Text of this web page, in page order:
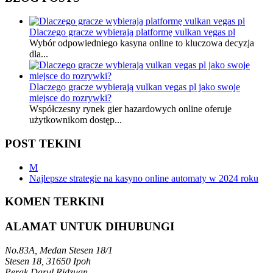
Dlaczego gracze wybierają platformę vulkan vegas pl
Wybór odpowiedniego kasyna online to kluczowa decyzja
dla...
Dlaczego gracze wybierają vulkan vegas pl jako swoje
miejsce do rozrywki?
Współczesny rynek gier hazardowych online oferuje
użytkownikom dostęp...
POST TEKINI
M
Najlepsze strategie na kasyno online automaty w 2024 roku
KOMEN TERKINI
ALAMAT UNTUK DIHUBUNGI
No.83A, Medan Stesen 18/1
Stesen 18, 31650 Ipoh